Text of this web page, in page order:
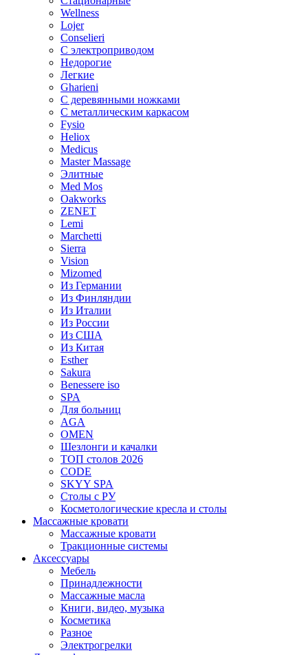
Wellness
Lojer
Conselieri
С электроприводом
Недорогие
Легкие
Gharieni
С деревянными ножками
С металлическим каркасом
Fysio
Heliox
Medicus
Master Massage
Элитные
Med Mos
Oakworks
ZENET
Lemi
Marchetti
Sierra
Vision
Mizomed
Из Германии
Из Финляндии
Из Италии
Из России
Из США
Из Китая
Esther
Sakura
Benessere iso
SPA
Для больниц
AGA
OMEN
Шезлонги и качалки
ТОП столов 2026
CODE
SKYY SPA
Столы с РУ
Косметологические кресла и столы
Массажные кровати
Массажные кровати
Тракционные системы
Аксессуары
Мебель
Принадлежности
Массажные масла
Книги, видео, музыка
Косметика
Разное
Электрогрелки